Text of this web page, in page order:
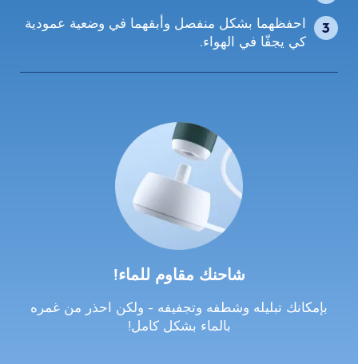
احفظهما بشكل منفصل وأبقهما في وضعية عمودية
كي يجفّا في الهواء.
شاحنك مقاوم للماء!
بإمكانك تبليله وشطفه وتجفيفه - ولكن احذر من غمره
بالماء بشكل كامل!